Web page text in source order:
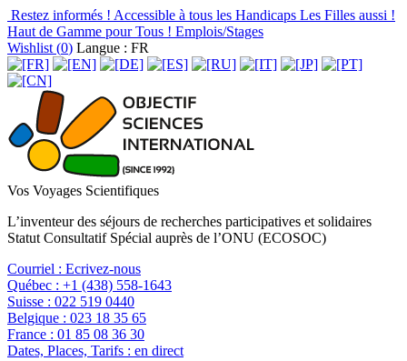
Restez informés ! Accessible à tous les Handicaps Les Filles aussi !
Haut de Gamme pour Tous ! Emplois/Stages
Wishlist (0) Langue : FR
Vos Voyages Scientifiques
L’inventeur des séjours de recherches participatives et solidaires
Statut Consultatif Spécial auprès de l’ONU (ECOSOC)
Courriel : Ecrivez-nous
Québec : +1 (438) 558-1643
Suisse : 022 519 0440
Belgique : 023 18 35 65
France : 01 85 08 36 30
Dates, Places, Tarifs : en direct